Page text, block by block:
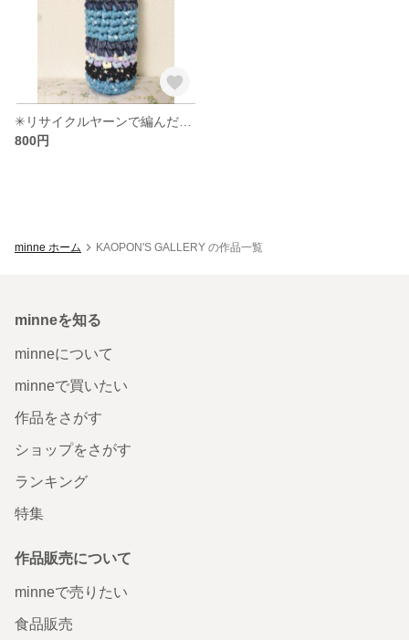
800円
minne ホーム KAOPON'S GALLERY の作品一覧
minneを知る
minneについて
minneで買いたい
作品をさがす
ショップをさがす
ランキング
特集
作品販売について
minneで売りたい
食品販売